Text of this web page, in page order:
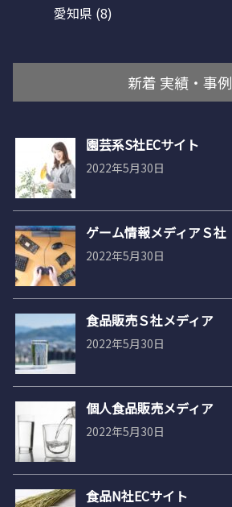
愛知県 (8)
新着 実績・事例
園芸系S社ECサイト
2022年5月30日
ゲーム情報メディアＳ社
2022年5月30日
食品販売Ｓ社メディア
2022年5月30日
個人食品販売メディア
2022年5月30日
食品N社ECサイト